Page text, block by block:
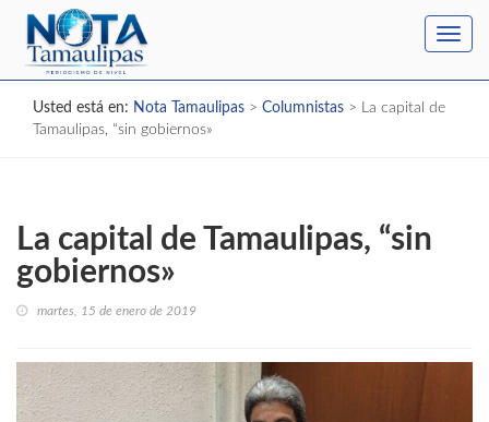
Usted está en: Nota Tamaulipas > Columnistas > La capital de
Tamaulipas, “sin gobiernos»
La capital de Tamaulipas, “sin
gobiernos»
martes, 15 de enero de 2019